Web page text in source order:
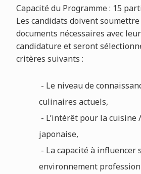
Capacité du Programme : 15
Les candidats doivent
documents nécessaires avec
candidature et seront
critères suivants :
- Le niveau de
culinaires actuels,
- L’intérêt pour la
japonaise,
- La capacité à influencer
environnement